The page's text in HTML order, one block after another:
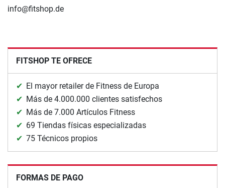
info@fitshop.de
FITSHOP TE OFRECE
El mayor retailer de Fitness de Europa
Más de 4.000.000 clientes satisfechos
Más de 7.000 Artículos Fitness
69 Tiendas físicas especializadas
75 Técnicos propios
FORMAS DE PAGO